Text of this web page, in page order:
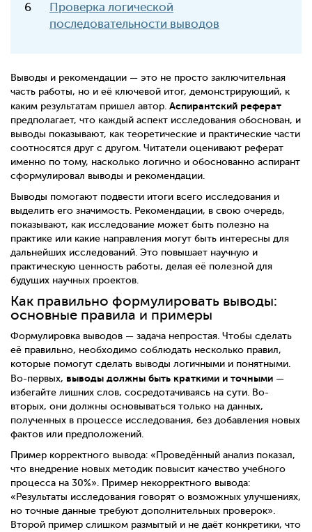
Проверка логической
последовательности выводов
Выводы и рекомендации — это не просто заключительная
часть работы, но и её ключевой итог, демонстрирующий, к
каким результатам пришел автор. Аспирантский реферат
предполагает, что каждый аспект исследования обоснован, и
выводы показывают, как теоретические и практические части
соотносятся друг с другом. Читатели оценивают реферат
именно по тому, насколько логично и обоснованно аспирант
сформулировал выводы и рекомендации.
Выводы помогают подвести итоги всего исследования и
выделить его значимость. Рекомендации, в свою очередь,
показывают, как исследование может быть полезно на
практике или какие направления могут быть интересны для
дальнейших исследований. Это повышает научную и
практическую ценность работы, делая её полезной для
будущих научных проектов.
Как правильно формулировать выводы:
основные правила и примеры
Формулировка выводов — задача непростая. Чтобы сделать
её правильно, необходимо соблюдать несколько правил,
которые помогут сделать выводы логичными и понятными.
Во-первых, выводы должны быть краткими и точными —
избегайте лишних слов, сосредотачиваясь на сути. Во-
вторых, они должны основываться только на данных,
полученных в процессе исследования, без добавления новых
фактов или предположений.
Пример корректного вывода: «Проведённый анализ показал,
что внедрение новых методик повысит качество учебного
процесса на 30%». Пример некорректного вывода:
«Результаты исследования говорят о возможных улучшениях,
но точные данные требуют дополнительных проверок».
Второй пример слишком размытый и не даёт конкретики, что